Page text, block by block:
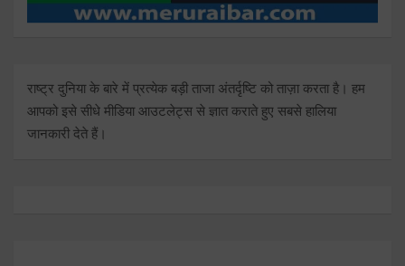
राष्ट्र दुनिया के बारे में प्रत्येक बड़ी ताजा अंतर्दृष्टि को ताज़ा करता है। हम
आपको इसे सीधे मीडिया आउटलेट्स से ज्ञात कराते हुए सबसे हालिया
जानकारी देते हैं।